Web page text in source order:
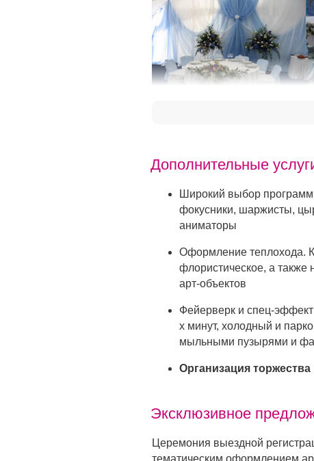
Дополнительные
Широкий выбор
фокусники, шаржисты,
аниматоры
Оформление теплохода.
флористическое, а также
арт-объектов
Фейерверк и спец-
х минут, холодный и
мыльными пузырями и
Организация
Эксклюзивное
Церемония выездной
тематическим оформлением